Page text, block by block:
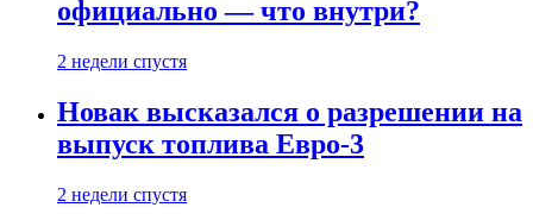
официально — что внутри?
2 недели спустя
Новак высказался о разрешении на
выпуск топлива Евро-3
2 недели спустя